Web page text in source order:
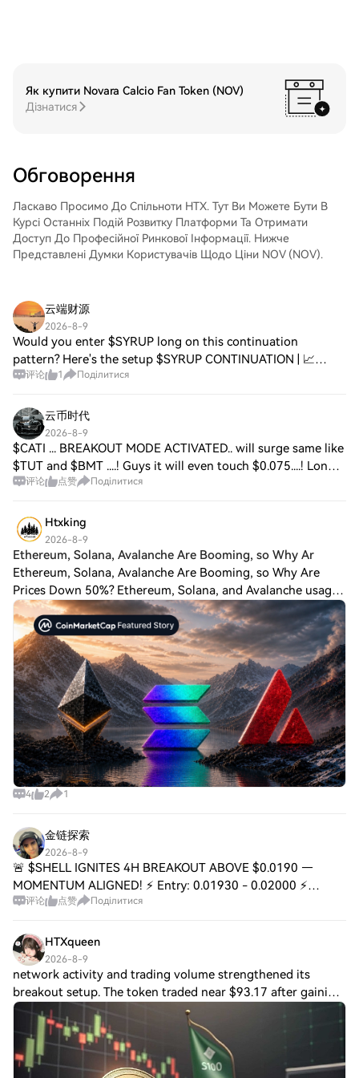
укладайте угоди та спостерігайте за
ними в режимі реального часу. Ми
обліковому записі на HTX. Крім того, ви
можете відправити його в інше місце за
QUALCOMM Incorporated (QCOM)Легко
торгуйте QUALCOMM Incorporated
(QCOM) на спотовому ринку HTX. Просто
увійдіть до свого облікового запису,
виберіть торгову пару, укладайте угоди
та спостерігайте за ними в режимі
реального часу. Ми пропонуємо зручний
Як купити Novara Calcio Fan Token (NOV)
Дізнатися
Обговорення
Ласкаво Просимо До Спільноти HTX. Тут Ви Можете Бути В
Курсі Останніх Подій Розвитку Платформи Та Отримати
Доступ До Професійної Ринкової Інформації. Нижче
Представлені Думки Користувачів Щодо Ціни NOV (NOV).
云端财源
2026-8-9
Would you enter $SYRUP long on this continuation
pattern? Here's the setup $SYRUP CONTINUATION | 📈
LONG 💰 Price: 0.14905 📊 24H Range: 0.14889 – 0.15154
评论 1 Поділитися
云币时代
2026-8-9
$CATI ... BREAKOUT MODE ACTIVATED.. will surge same like
$TUT and $BMT ....! Guys it will even touch $0.075....! Long |
Entry: $0.0580 & $0.0600 SL: $0.0525 TP1: $0.0620 TP2:
评论 点赞 Поділитися
Htxking
2026-8-9
Ethereum, Solana, Avalanche Are Booming, so Why Ar
Ethereum, Solana, Avalanche Are Booming, so Why Are
Prices Down 50%? Ethereum, Solana, and Avalanche usage
is rising as fees fall. So why are ETH, SOL, and AVAX still
down, and which metrics matter? E
4 2 1
金链探索
2026-8-9
🚨 $SHELL IGNITES 4H BREAKOUT ABOVE $0.0190 —
MOMENTUM ALIGNED! ⚡ Entry: 0.01930 - 0.02000 ⚡
Target: 0.02050 / 0.02100 / 0.02150 🚀 Stop Loss: 0.01860
评论 点赞 Поділитися
HTXqueen
2026-8-9
network activity and trading volume strengthened its
breakout setup. The token traded near $93.17 after gaining
5.9% in 24 hours. Daily trading volume surged 63% to
$45.14 million. The volume increase